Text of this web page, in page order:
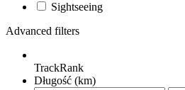
Sightseeing
Advanced filters
TrackRank
Długość (km)